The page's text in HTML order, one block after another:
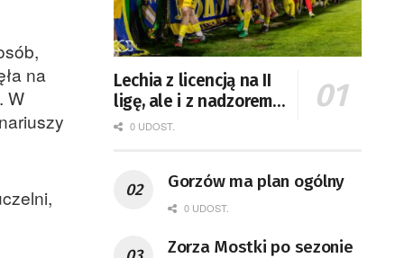
na
W
Lechia z licencją na II
ligę, ale i z nadzorem
PZPN
0 UDOST.
Gorzów ma plan ogólny
0 UDOST.
Zorza Mostki po sezonie